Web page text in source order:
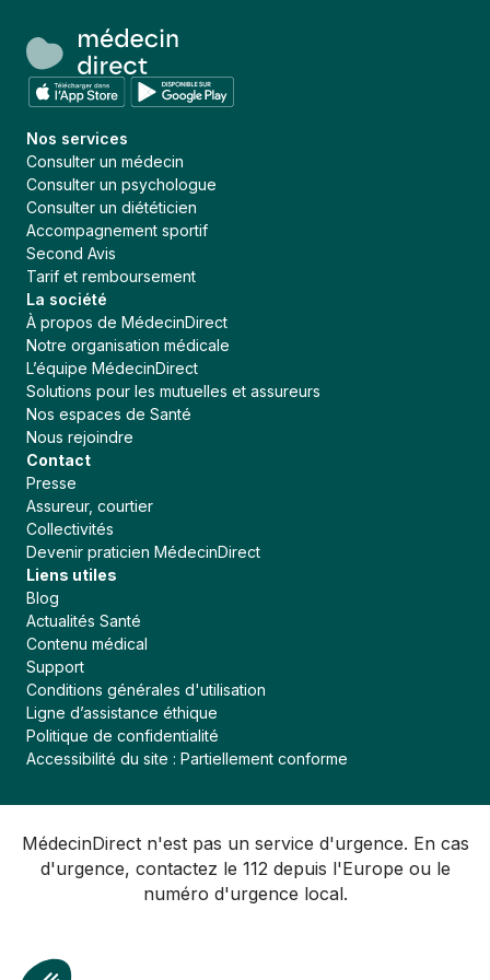
Nouvelle-Aquitaine
Normandie
Île-de-France
Hauts-de-France
Grand Est
Corse
Centre-Val de Loire
Auvergne-Rhône-Alpes
Allauch
Amberieu en Bugey
Annonay
Argenteuil
Asnières-sur-Seine
Aubagne
Aubenas
Aubervilliers
Aurillac
Auriol
Bagneux
Baillargues
Balma
Beaulieu-sur-Mer
Beaune
Begles
Berre-l’Etang
Bischheim
Blagnac
Blanquefort
Bobigny
Bordeaux
Bouc-Bel-Air
Bouguenais
Cagnes sur Mer
Caluire et Cuire
Carnoux-en-Provence
Nos services
Consulter un médecin
Consulter un psychologue
Consulter un diététicien
Accompagnement sportif
Second Avis
Tarif et remboursement
La société
À propos de MédecinDirect
Notre organisation médicale
L’équipe MédecinDirect
Solutions pour les mutuelles et assureurs
Nos espaces de Santé
Nous rejoindre
Contact
Presse
Assureur, courtier
Collectivités
Devenir praticien MédecinDirect
Liens utiles
Blog
Actualités Santé
Contenu médical
Support
Conditions générales d'utilisation
Ligne d’assistance éthique
Politique de confidentialité
Accessibilité du site : Partiellement conforme
MédecinDirect n'est pas un service d'urgence. En cas
d'urgence, contactez le 112 depuis l'Europe ou le
numéro d'urgence local.